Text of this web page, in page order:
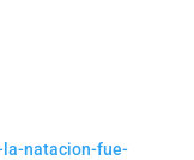
la-natacion-fue-